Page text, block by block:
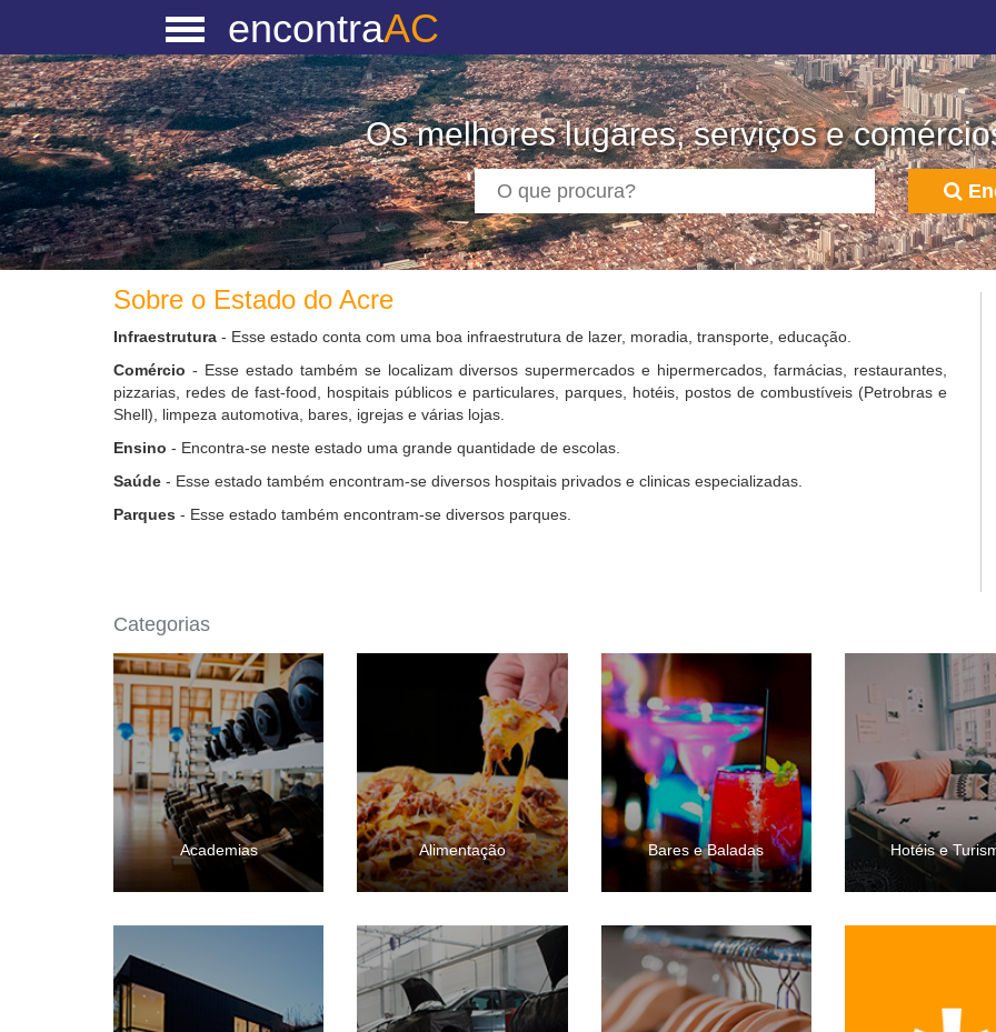
encontraAC
Os melhores lugares, serviços e
Sobre o Estado do Acre
Infraestrutura - Esse estado conta com uma boa infraestrutura de lazer, moradia, transporte, educação.
Comércio - Esse estado também se localizam diversos supermercados e hipermercados, farmácias, restaurantes,
pizzarias, redes de fast-food, hospitais públicos e particulares, parques, hotéis, postos de combustíveis (Petrobras e
Shell), limpeza automotiva, bares, igrejas e várias lojas.
Ensino - Encontra-se neste estado uma grande quantidade de escolas.
Saúde - Esse estado também encontram-se diversos hospitais privados e clinicas especializadas.
Parques - Esse estado também encontram-se diversos parques.
Categorias
Academias Alimentação Bares e Baladas Hotéis e